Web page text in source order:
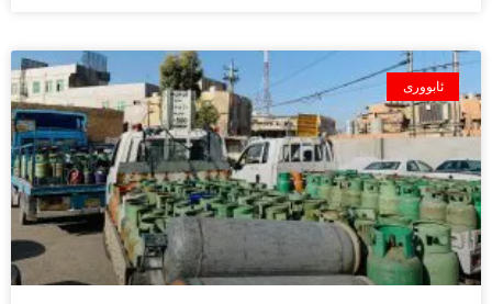
ئابووری